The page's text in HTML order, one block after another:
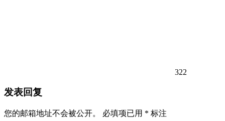
322
发表回复
您的邮箱地址不会被公开。 必填项已用 * 标注